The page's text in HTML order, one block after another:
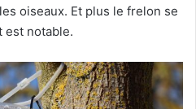
oiseaux. Et plus le frelon se
est notable.